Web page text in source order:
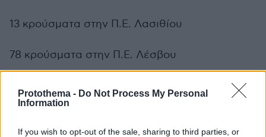
Protothema - Do Not Process My Personal
Information
If you wish to opt-out of the sale, sharing to third parties, or
13 κρούσματα στην Π.Ε. Λασιθίου
78 κρούσματα στην Π.Ε. Λέσβου